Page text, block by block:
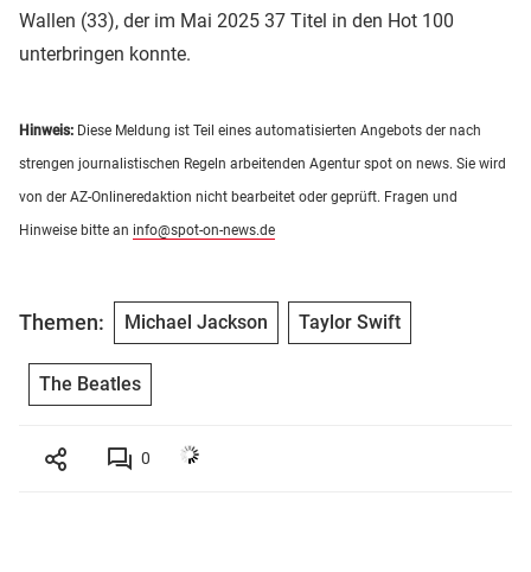
Wallen (33), der im Mai 2025 37 Titel in den Hot 100
unterbringen konnte.
Hinweis: Diese Meldung ist Teil eines automatisierten Angebots der nach
strengen journalistischen Regeln arbeitenden Agentur spot on news. Sie wird
von der AZ-Onlineredaktion nicht bearbeitet oder geprüft. Fragen und
Hinweise bitte an info@spot-on-news.de
Themen: Michael Jackson Taylor Swift
The Beatles
0